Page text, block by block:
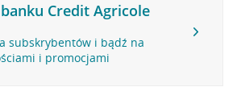
Credit Agricole
subskrybentów i bądź na
i promocjami